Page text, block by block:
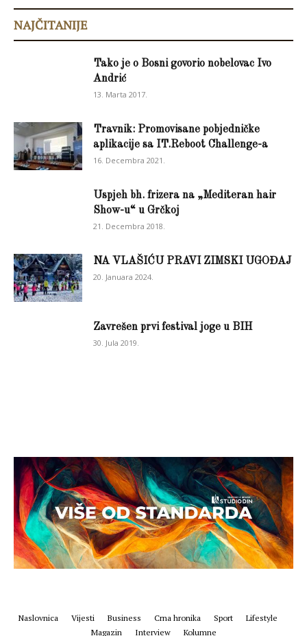
NAJČITANIJE
Tako je o Bosni govorio nobelovac Ivo
Andrić
13. Marta 2017.
Travnik: Promovisane pobjedničke
aplikacije sa IT.Reboot Challenge-a
16. Decembra 2021.
Uspjeh bh. frizera na „Mediteran hair
Show-u“ u Grčkoj
21. Decembra 2018.
NA VLAŠIĆU PRAVI ZIMSKI UGOĐAJ
20. Januara 2024.
Zavrešen prvi festival joge u BIH
30. Jula 2019.
Naslovnica Vijesti Business Crna hronika Sport
Lifestyle
Magazin
Interview Kolumne